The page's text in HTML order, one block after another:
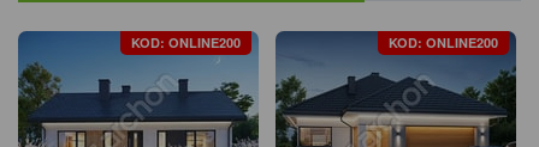
KOD: ONLINE200 KOD: ONLINE200